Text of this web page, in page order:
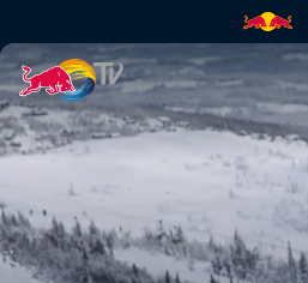
Kristofer